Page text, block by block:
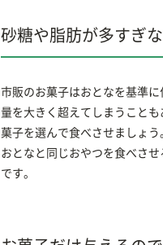
砂糖や脂肪が多すぎ
市販のお菓子はおとなを基準
量を大きく超えてしまうこと
菓子を選んで食べさせましょう
おとなと同じおやつを食べさ
です。